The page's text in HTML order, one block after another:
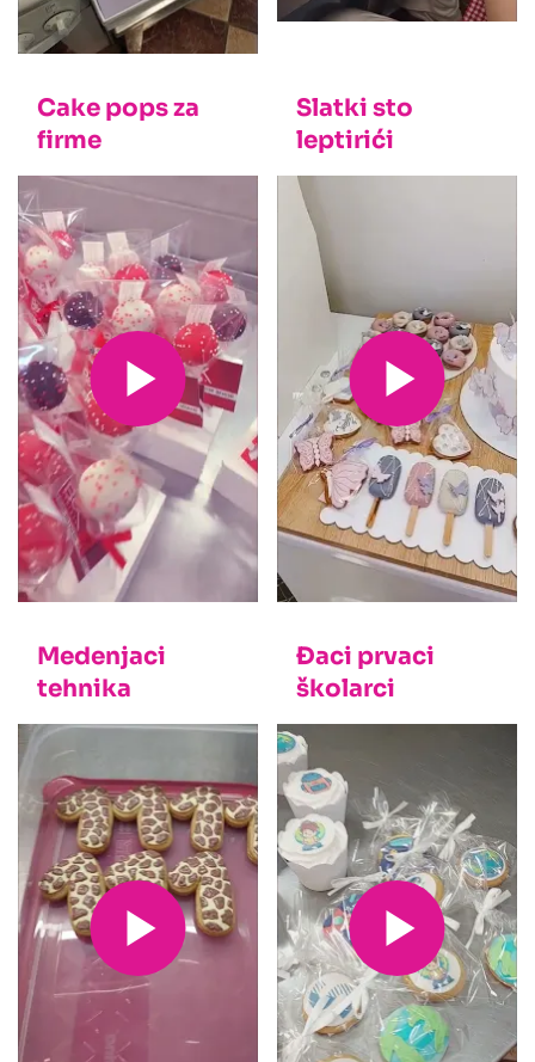
Cake pops za
firme
Slatki sto
leptirići
Medenjaci
tehnika
Đaci prvaci
školarci